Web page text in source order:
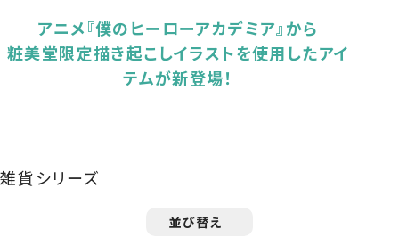
アニメ『僕のヒーローアカデミア』から
粧美堂限定描き起こしイラストを使用したアイ
テムが新登場！
雑貨シリーズ
並び替え